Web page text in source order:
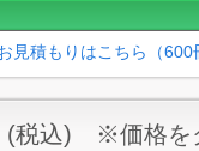
見積もりはこちら（600
(税込) ※価格を